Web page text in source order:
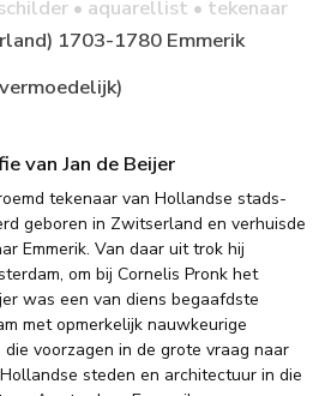
• aquarellist • tekenaar
1703-1780 Emmerik
van Jan de Beijer
tekenaar van Hollandse stads-
geboren in Zwitserland en verhuisde
Emmerik. Van daar uit trok hij
om bij Cornelis Pronk het
was een van diens begaafdste
met opmerkelijk nauwkeurige
voorzagen in de grote vraag naar
steden en architectuur in die